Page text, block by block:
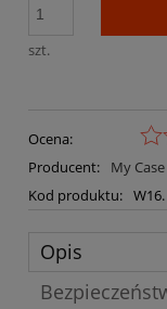
szt.
Ocena:
Producent:
My Case
Kod produktu: W16.
Opis